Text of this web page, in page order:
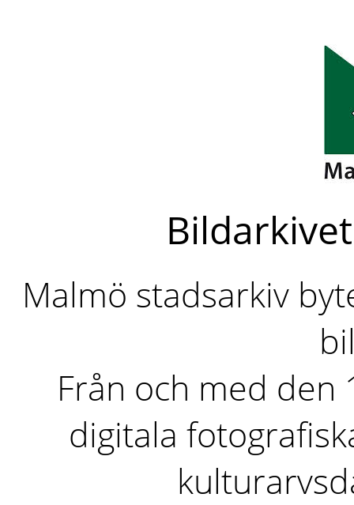
Malmö stadsarkiv
Från och med den
digitala